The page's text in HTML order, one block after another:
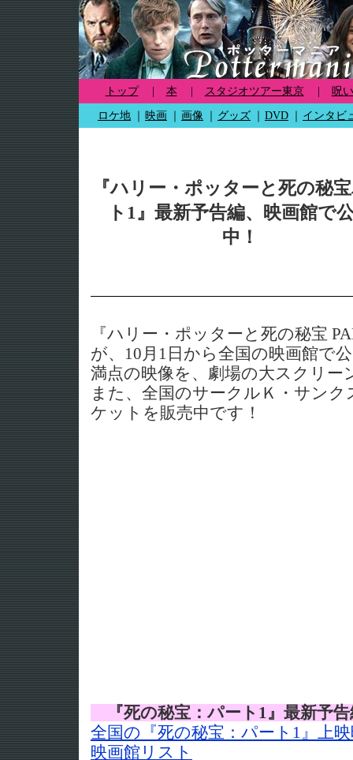
トップ 本 スタジオツアー東京 呪
ロケ地 映画 画像 グッズ DVD インタビ
『ハリー・ポッターと死の秘
ト1』最新予告編、映画館で
中！
『ハリー・ポッターと死の秘宝
が、10月1日から全国の映画館で
満点の映像を、劇場の大スクリー
また、全国のサークルＫ・サンク
ケットを販売中です！
『死の秘宝：パート1』最新予
全国の『死の秘宝：パート1』上
映画館リスト